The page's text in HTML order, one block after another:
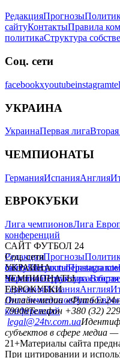
РедакцияПрогнозы
сайтуКонтактыПравила
политикаСтруктура
Соц. сети
facebookxyoutubeinstagram
УКРАИНА
УкраинаПервая лига
ЧЕМПИОНАТЫ
ГерманияИспанияАнглия
ЕВРОКУБКИ
Лига чемпионовЛига
конференций
САЙТ ФУТБОЛ 24
РедакцияПрогнозы
сайтуКонтактыПравила
политикаСтруктура
Соц. сети
facebookxyoutubeinstagram
УКРАИНА
УкраинаПервая лига
ЧЕМПИОНАТЫ
ГерманияИспанияАнглия
ЕВРОКУБКИ
Лига чемпионовЛига
конференций
Онлайн-медиа «Футбол 24»
79008Телефон +380 (32)
legal@24tv.com.ua
субъектов в сфере медиа —
21+Материалы сайта
При цитировании и